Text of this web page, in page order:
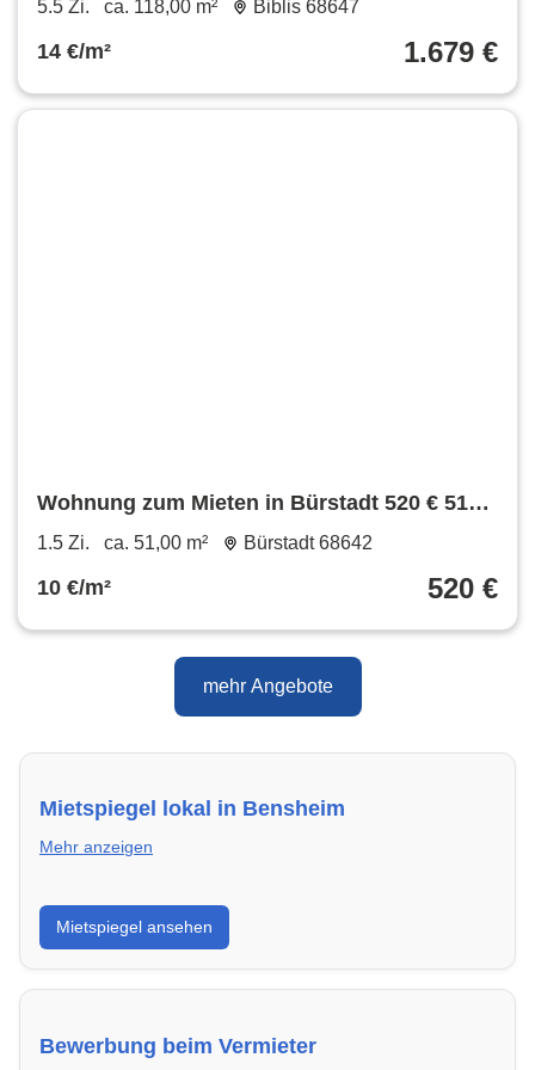
5.5 Zi. ca. 118,00 m² Biblis 68647
14 €/m² 1.679 €
Wohnung zum Mieten in Bürstadt 520 € 51
m²
1.5 Zi. ca. 51,00 m² Bürstadt 68642
10 €/m² 520 €
mehr Angebote
Mietspiegel lokal in Bensheim
Mehr anzeigen
Erhalte einen Überblick über die aktuellen Mietpreise
regional in Bensheim. So weißt du genau, welche
Miete fair ist und wo sich ein Vergleich lohnt.
Mietspiegel ansehen
Bewerbung beim Vermieter